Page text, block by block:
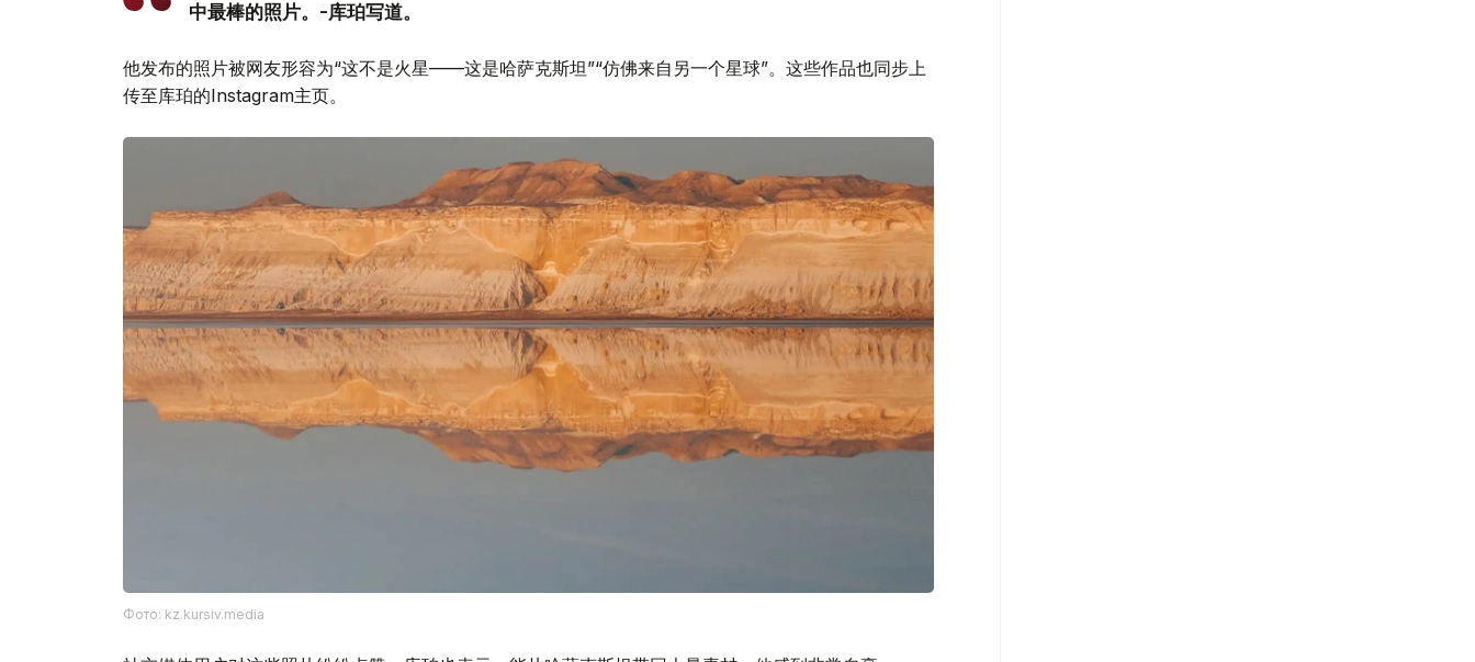
中最棒的照片。-库珀写道。
他发布的照片被网友形容为“这不是火星——这是哈萨克斯坦”“仿佛来自另一个星球”。这些作品也同步上
传至库珀的Instagram主页。
Фото: kz.kursiv.media